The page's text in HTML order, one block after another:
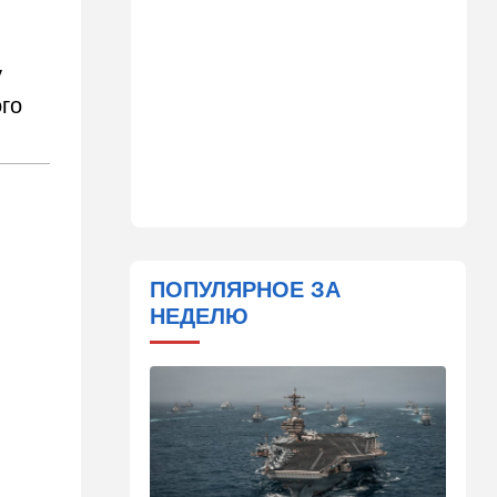
боевой беспилотник нового
поколения
Стоп Израилю, стоп
Америке: в Иране готовят
законопроект по Ормузу
07:20 Технологии
ПОПУЛЯРНОЕ ЗА
НЕДЕЛЮ